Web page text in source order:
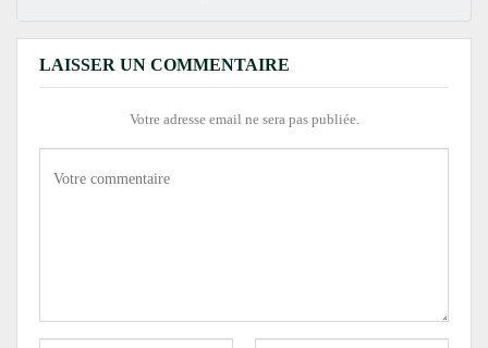
LAISSER UN COMMENTAIRE
Votre adresse email ne sera pas publiée.